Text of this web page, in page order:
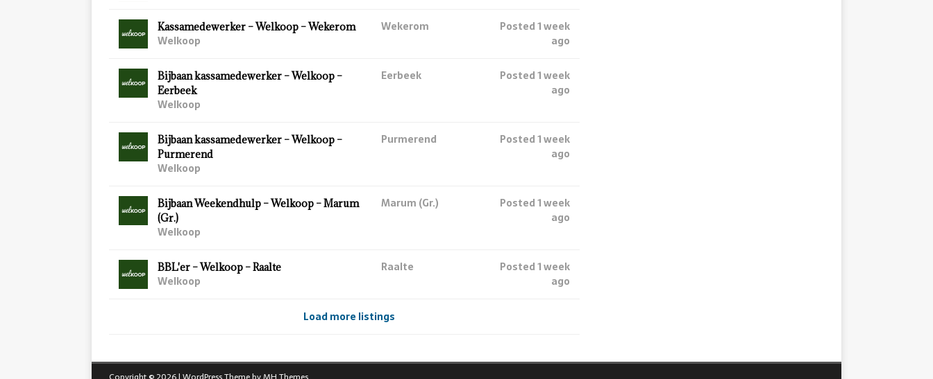
Kassamedewerker – Welkoop – Wekerom
Welkoop
Wekerom
Posted 1 week
ago
Bijbaan kassamedewerker – Welkoop –
Eerbeek
Welkoop
Eerbeek
Posted 1 week
ago
Bijbaan kassamedewerker – Welkoop –
Purmerend
Welkoop
Purmerend
Posted 1 week
ago
Bijbaan Weekendhulp – Welkoop – Marum
(Gr.)
Welkoop
Marum (Gr.)
Posted 1 week
ago
BBL'er – Welkoop – Raalte
Welkoop
Raalte
Posted 1 week
ago
Load more listings